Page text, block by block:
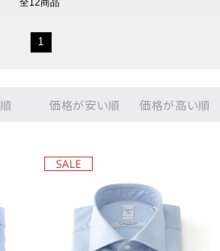
全12商品
1
価格が安い順 価格が高い順